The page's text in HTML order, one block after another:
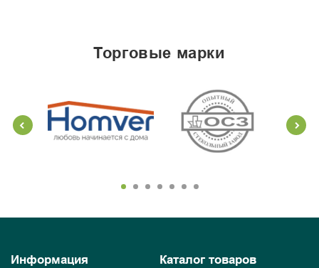
торговые марки
Информация Каталог товаров